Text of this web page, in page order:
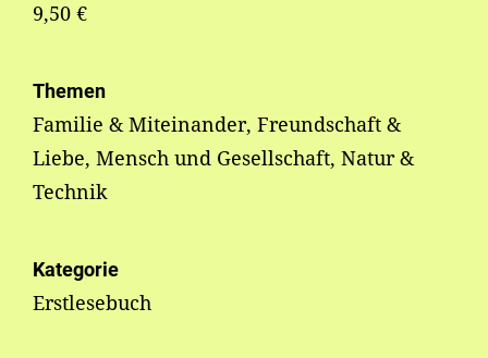
9,50 €
Themen
Familie & Miteinander, Freundschaft &
Liebe, Mensch und Gesellschaft, Natur &
Technik
Kategorie
Erstlesebuch